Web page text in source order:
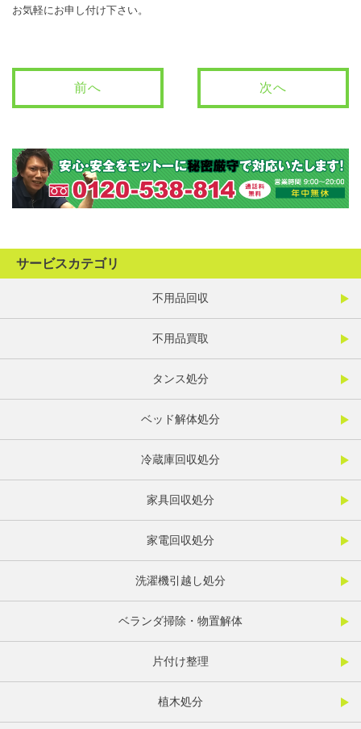
お気軽にお申し付け下さい。
前へ 次へ
サービスカテゴリ
不用品回収
不用品買取
タンス処分
ベッド解体処分
冷蔵庫回収処分
家具回収処分
家電回収処分
洗濯機引越し処分
ベランダ掃除・物置解体
片付け整理
植木処分